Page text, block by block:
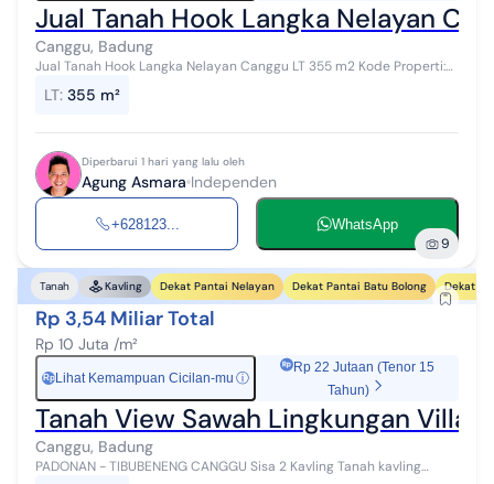
Jual Tanah Hook Langka Nelayan
Canggu, Badung
Jual Tanah Hook Langka Nelayan Canggu LT 355 m2 Kode Properti:
Ukuran: 20 meter x ...
LT: 355 m²
Diperbarui 1 hari yang lalu oleh
Agung Asmara Independen
+628123... WhatsApp
9
Tanah Kavling Dekat Pantai Nelayan Dekat Pantai Batu Bolong Dekat
Rp 3,54 Miliar Total
Rp 10 Juta /m²
Rp Lihat Kemampuan Cicilan-mu ⓘ
Rp 22 Jutaan (Tenor 15
Tahun)
Tanah View Sawah Lingkungan Villa
Canggu, Badung
PADONAN - TIBUBENENG CANGGU Sisa 2 Kavling Tanah kavling